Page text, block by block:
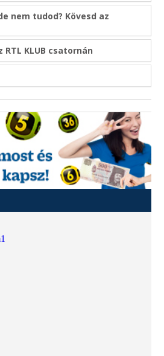
nem tudod? Kövesd az
KLUB csatornán